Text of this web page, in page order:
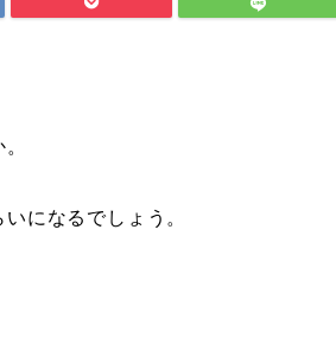
になるでしょう。